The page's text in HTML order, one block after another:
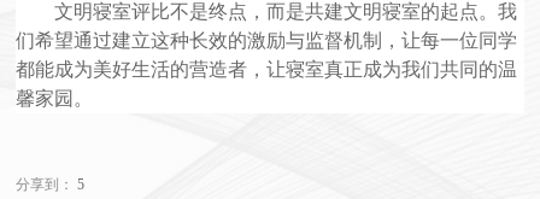
文明寝室评比不是终点，而是共建文明寝室的起点。我
们希望通过建立这种长效的激励与监督机制，让每一位同学
都能成为美好生活的营造者，让寝室真正成为我们共同的温
馨家园。
分享到： 5